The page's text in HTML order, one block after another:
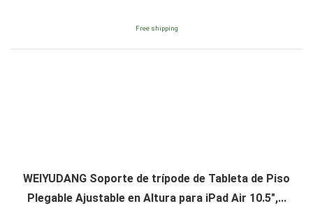
Free shipping
WEIYUDANG Soporte de trípode de Tableta de Piso
Plegable Ajustable en Altura para iPad Air 10.5",...